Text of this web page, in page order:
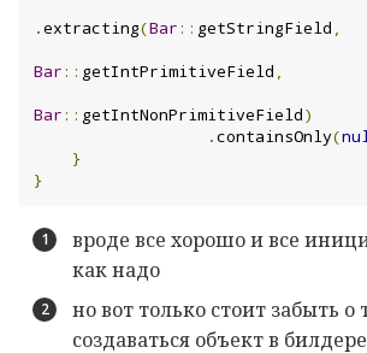
.extracting(Bar:: getStringField
Bar:: getIntPrimitiveField
Bar:: getIntNonPrimitiveField)
.containsOnly(
}
}
вроде все хорошо и все
как надо
но вот только стоит забыть о
создаваться объект в